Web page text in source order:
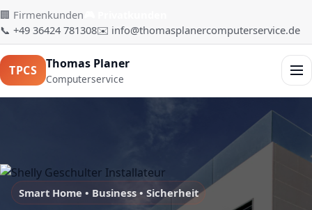
🏢 Firmenkunden
📞 +49 36424 781308✉️ info@thomasplanercomputerservice.de
TPCS Thomas Planer
Computerservice
Smart Home • Business • Sicherheit